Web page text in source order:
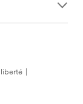
liberté